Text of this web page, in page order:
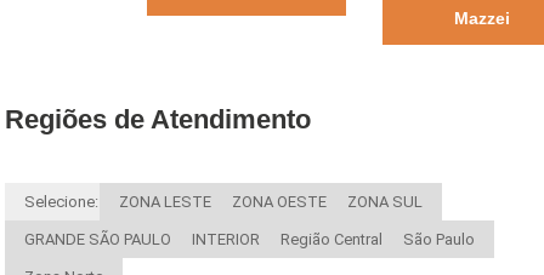
Mazzei
Regiões de Atendimento
Selecione: ZONA LESTE ZONA OESTE ZONA SUL
GRANDE SÃO PAULO INTERIOR Região Central São Paulo